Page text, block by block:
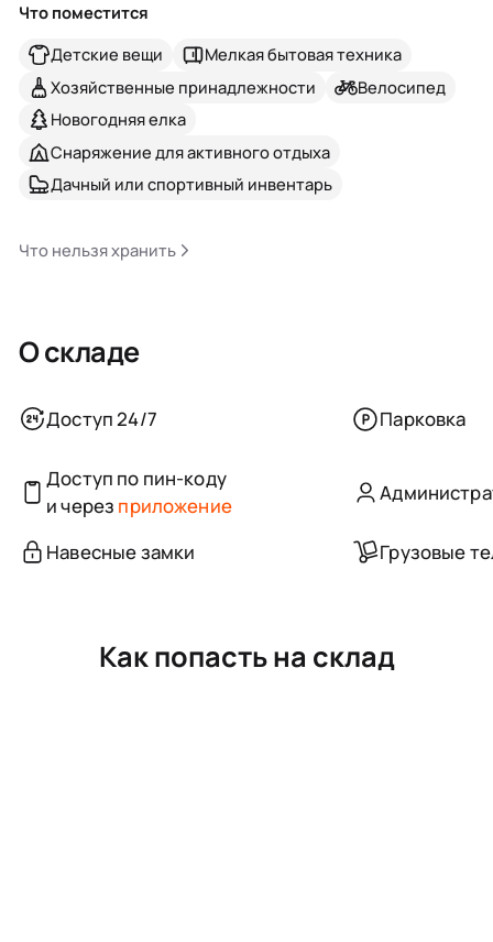
Что поместится
Детские вещи
Мелкая бытовая техника
Хозяйственные принадлежности
Велосипед
Новогодняя елка
Снаряжение для активного отдыха
Дачный или спортивный инвентарь
Что нельзя хранить
О складе
Доступ 24/7 Парковка
Доступ по пин-коду
и через приложение
Навесные замки Грузовые
Как попасть на склад